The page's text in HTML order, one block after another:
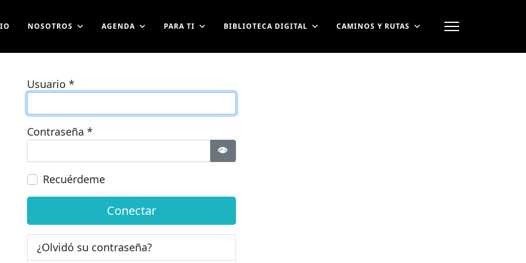
NOSOTROS AGENDA PARA TI BIBLIOTECA DIGITAL CAMINOS Y RUTAS
Usuario *
Contraseña *
Mostrar contraseña
Recuérdeme
Conectar
¿Olvidó su contraseña?